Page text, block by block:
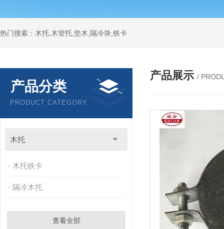
热门搜索：木托,木管托,垫木,隔冷块,铁卡
产品分类
PRODUCT CATEGORY
木托
木托铁卡
隔冷木托
查看全部
产品展示 /